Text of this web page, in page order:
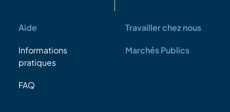
Aide
Informations
pratiques
FAQ
Travailler chez nous
Marchés Publics